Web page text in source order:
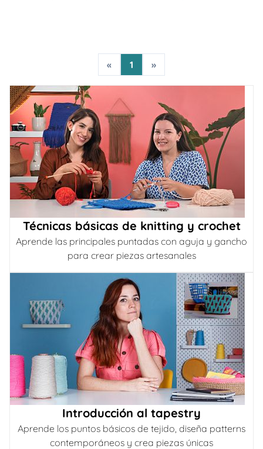
« 1 »
Técnicas básicas de knitting y crochet
Aprende las principales puntadas con aguja y gancho
para crear piezas artesanales
Introducción al tapestry
Aprende los puntos básicos de tejido, diseña patterns
contemporáneos y crea piezas únicas